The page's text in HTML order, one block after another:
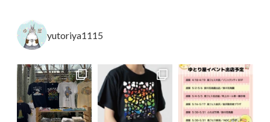
yutoriya1115